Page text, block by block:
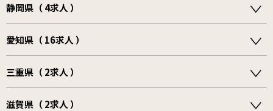
静岡県（ 4求人 ）
愛知県（ 16求人 ）
三重県（ 2求人 ）
滋賀県（ 2求人 ）